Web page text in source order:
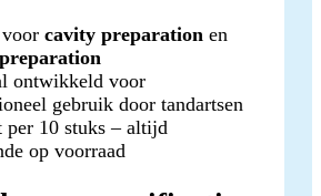
cavity preparation en
ontwikkeld voor
gebruik door tandartsen
per 10 stuks – altijd
op voorraad